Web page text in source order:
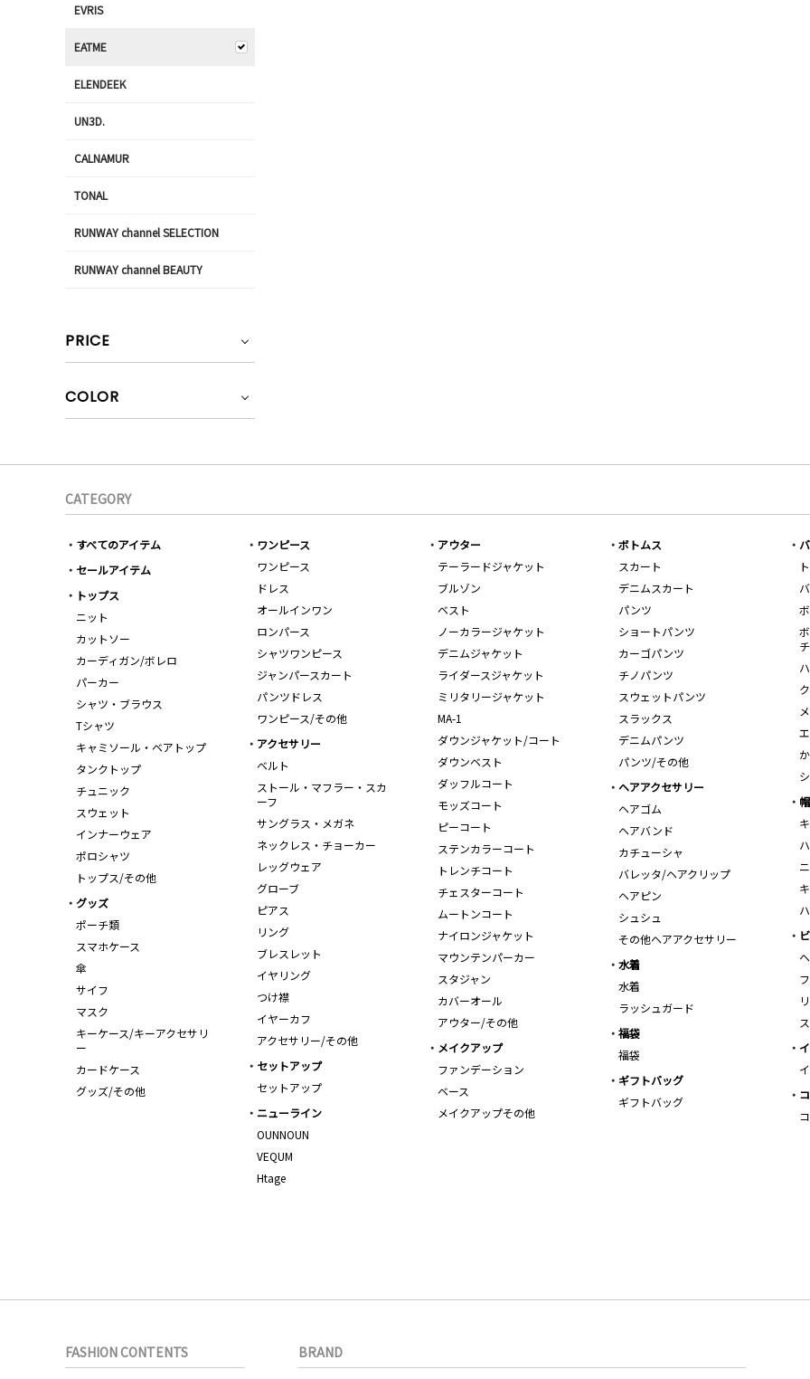
EVRIS
EATME
ELENDEEK
UN3D.
CALNAMUR
TONAL
RUNWAY channel SELECTION
RUNWAY channel BEAUTY
PRICE
COLOR
CATEGORY
すべてのアイテム
セールアイテム
トップス
ニット
カットソー
カーディガン/ボレロ
パーカー
シャツ・ブラウス
Tシャツ
キャミソール・ベアトップ
タンクトップ
チュニック
スウェット
インナーウェア
ポロシャツ
トップス/その他
ワンピース
ワンピース
ドレス
オールインワン
ロンパース
シャツワンピース
ジャンパースカート
パンツドレス
ワンピース/その他
アウター
テーラードジャケット
ブルゾン
ベスト
ノーカラージャケット
デニムジャケット
ライダースジャケット
ミリタリージャケット
MA-1
ダウンジャケット/コート
ダウンベスト
ダッフルコート
モッズコート
ピーコート
ステンカラーコート
トレンチコート
チェスターコート
ムートンコート
ナイロンジャケット
マウンテンパーカー
スタジャン
カバーオール
アウター/その他
ボトムス
スカート
デニムスカート
パンツ
ショートパンツ
カーゴパンツ
チノパンツ
スウェットパンツ
スラックス
デニムパンツ
パンツ/その他
チ
アクセサリー
ベルト
ストール・マフラー・スカ
ーフ
サングラス・メガネ
ネックレス・チョーカー
レッグウェア
グローブ
ピアス
リング
ブレスレット
イヤリング
つけ襟
イヤーカフ
アクセサリー/その他
ヘアアクセサリー
ヘアゴム
ヘアバンド
カチューシャ
バレッタ/ヘアクリップ
ヘアピン
シュシュ
その他ヘアアクセサリー
グッズ
ポーチ類
スマホケース
傘
サイフ
マスク
キーケース/キーアクセサリ
ー
カードケース
グッズ/その他
水着
水着
ラッシュガード
福袋
福袋
メイクアップ
ファンデーション
ベース
メイクアップその他
セットアップ
セットアップ
ギフトバッグ
ギフトバッグ
ニューライン
OUNNOUN
VEQUM
Htage
FASHION CONTENTS BRAND